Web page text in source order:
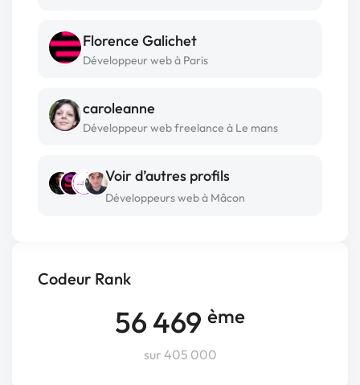
Codeur Rank
56 469 ème
sur 405 000
Florence Galichet
Développeur web à Paris
caroleanne
Développeur web freelance à Le mans
Voir d’autres profils
Développeurs web à Mâcon